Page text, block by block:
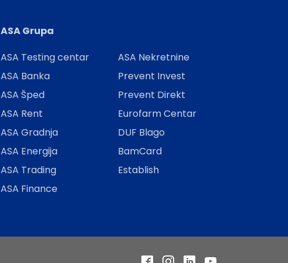
ASA Grupa
ASA Testing centar
ASA Banka
ASA Šped
ASA Rent
ASA Gradnja
ASA Energija
ASA Trading
ASA Finance
ASA Nekretnine
Prevent Invest
Prevent Direkt
Eurofarm Centar
DUF Blago
BamCard
Establish
FacebookInstagram
LinkedInYouTube